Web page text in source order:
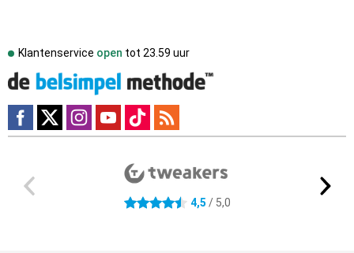
Klantenservice open tot 23.59 uur
4.5 sterren 4,5 / 5,0